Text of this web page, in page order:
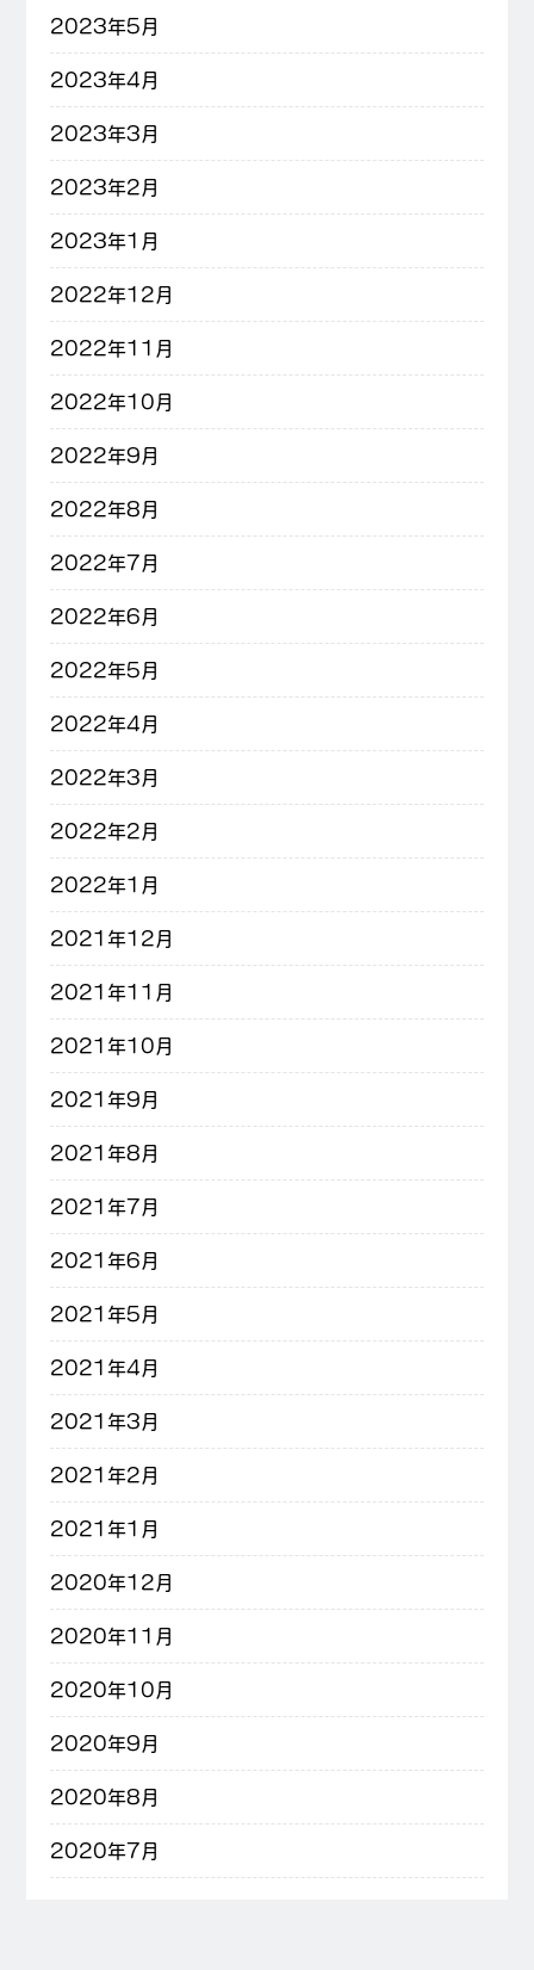
2023年5月
2023年4月
2023年3月
2023年2月
2023年1月
2022年12月
2022年11月
2022年10月
2022年9月
2022年8月
2022年7月
2022年6月
2022年5月
2022年4月
2022年3月
2022年2月
2022年1月
2021年12月
2021年11月
2021年10月
2021年9月
2021年8月
2021年7月
2021年6月
2021年5月
2021年4月
2021年3月
2021年2月
2021年1月
2020年12月
2020年11月
2020年10月
2020年9月
2020年8月
2020年7月